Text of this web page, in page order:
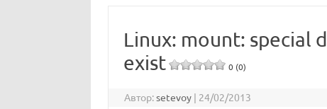
Linux: mount: special
exist
0 (0)
Автор:setevoy | 24/02/2013